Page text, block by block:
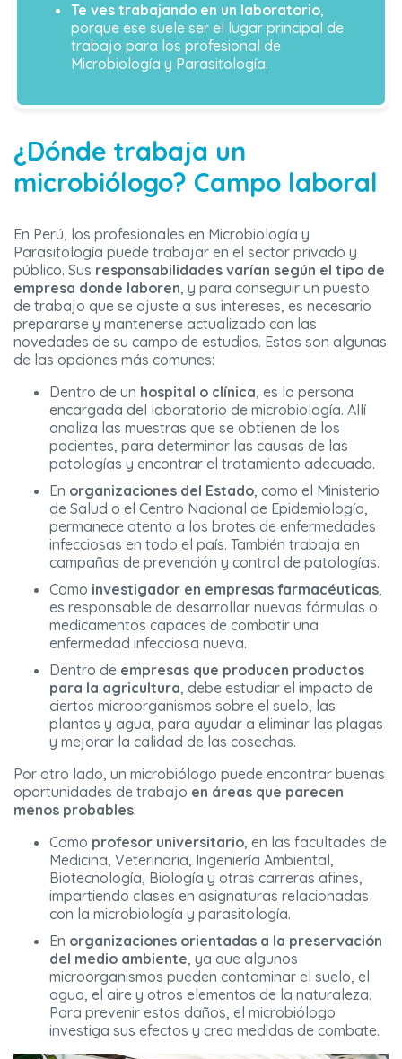
Te ves trabajando en un laboratorio,
porque ese suele ser el lugar principal de
trabajo para los profesional de
Microbiología y Parasitología.
¿Dónde trabaja un
microbiólogo? Campo laboral
En Perú, los profesionales en Microbiología y
Parasitología puede trabajar en el sector privado y
público. Sus responsabilidades varían según el tipo de
empresa donde laboren, y para conseguir un puesto
de trabajo que se ajuste a sus intereses, es necesario
prepararse y mantenerse actualizado con las
novedades de su campo de estudios. Estos son algunas
de las opciones más comunes:
Dentro de un hospital o clínica, es la persona
encargada del laboratorio de microbiología. Allí
analiza las muestras que se obtienen de los
pacientes, para determinar las causas de las
patologías y encontrar el tratamiento adecuado.
En organizaciones del Estado, como el Ministerio
de Salud o el Centro Nacional de Epidemiología,
permanece atento a los brotes de enfermedades
infecciosas en todo el país. También trabaja en
campañas de prevención y control de patologías.
Como investigador en empresas farmacéuticas,
es responsable de desarrollar nuevas fórmulas o
medicamentos capaces de combatir una
enfermedad infecciosa nueva.
Dentro de empresas que producen productos
para la agricultura, debe estudiar el impacto de
ciertos microorganismos sobre el suelo, las
plantas y agua, para ayudar a eliminar las plagas
y mejorar la calidad de las cosechas.
Por otro lado, un microbiólogo puede encontrar buenas
oportunidades de trabajo en áreas que parecen
menos probables:
Como profesor universitario, en las facultades de
Medicina, Veterinaria, Ingeniería Ambiental,
Biotecnología, Biología y otras carreras afines,
impartiendo clases en asignaturas relacionadas
con la microbiología y parasitología.
En organizaciones orientadas a la preservación
del medio ambiente, ya que algunos
microorganismos pueden contaminar el suelo, el
agua, el aire y otros elementos de la naturaleza.
Para prevenir estos daños, el microbiólogo
investiga sus efectos y crea medidas de combate.